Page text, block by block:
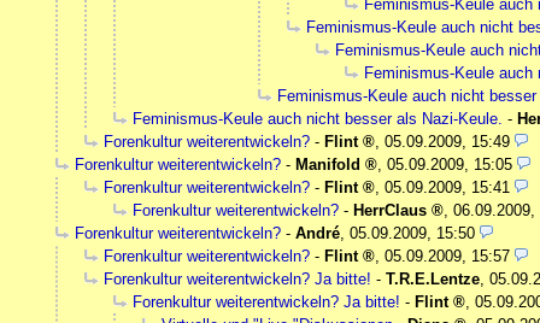
Feminismus-Keule
Feminismus-Keule auch nicht
Feminismus-Keule auch
Feminismus-Keule
Feminismus-Keule auch nicht
Feminismus-Keule auch nicht besser als Nazi-Keule. -
Forenkultur weiterentwickeln? - Flint , 05.09.2009, 15:49
Forenkultur weiterentwickeln? - Manifold , 05.09.2009, 15:05
Forenkultur weiterentwickeln? - Flint , 05.09.2009, 15:41
Forenkultur weiterentwickeln? - HerrClaus , 06.09.2009,
Forenkultur weiterentwickeln? - André, 05.09.2009, 15:50
Forenkultur weiterentwickeln? - Flint , 05.09.2009, 15:57
Forenkultur weiterentwickeln? Ja bitte! - T.R.E.Lentze,
Forenkultur weiterentwickeln? Ja bitte! - Flint ,